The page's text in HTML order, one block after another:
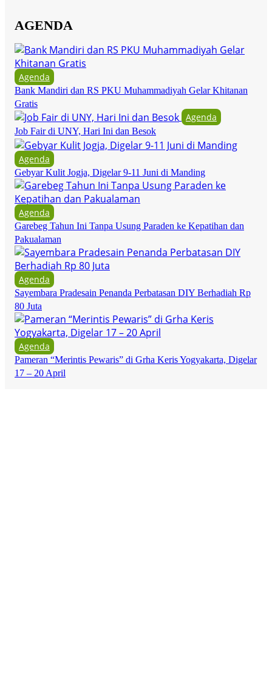
AGENDA
Agenda
Bank Mandiri dan RS PKU Muhammadiyah Gelar Khitanan
Gratis
Agenda
Job Fair di UNY, Hari Ini dan Besok
Agenda
Gebyar Kulit Jogja, Digelar 9-11 Juni di Manding
Agenda
Garebeg Tahun Ini Tanpa Usung Paraden ke Kepatihan dan
Pakualaman
Agenda
Sayembara Pradesain Penanda Perbatasan DIY Berhadiah Rp
80 Juta
Agenda
Pameran “Merintis Pewaris” di Grha Keris Yogyakarta, Digelar
17 – 20 April